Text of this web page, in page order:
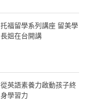
托福留學系列講座 留美學
長姐在台開講
從英語素養力啟動孩子終
身學習力